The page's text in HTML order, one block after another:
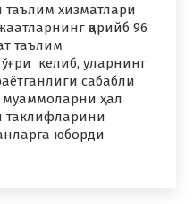
таълим хизматлари
қарийб 96
таълим
келиб, уларнинг
сабабли
муаммоларни ҳал
таклифларини
юборди